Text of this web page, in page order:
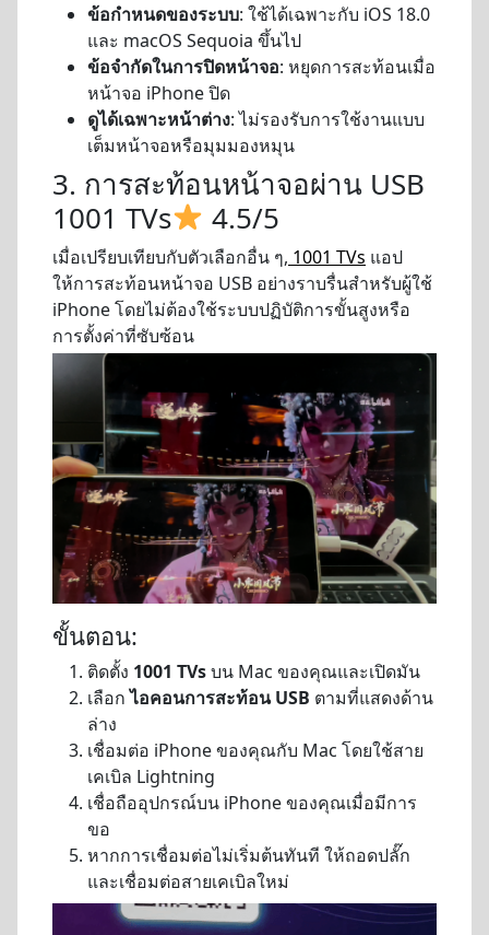
ข้อกำหนดของระบบ: ใช้ได้เฉพาะกับ iOS 18.0
และ macOS Sequoia ขึ้นไป
ข้อจำกัดในการปิดหน้าจอ: หยุดการสะท้อนเมื่อ
หน้าจอ iPhone ปิด
ดูได้เฉพาะหน้าต่าง: ไม่รองรับการใช้งานแบบ
เต็มหน้าจอหรือมุมมองหมุน
3. การสะท้อนหน้าจอผ่าน USB
1001 TVs
4.5/5
เมื่อเปรียบเทียบกับตัวเลือกอื่น ๆ, 1001 TVs แอป
ให้การสะท้อนหน้าจอ USB อย่างราบรื่นสำหรับผู้ใช้
iPhone โดยไม่ต้องใช้ระบบปฏิบัติการขั้นสูงหรือ
การตั้งค่าที่ซับซ้อน
ขั้นตอน:
ติดตั้ง 1001 TVsบน Mac ของคุณและเปิดมัน
เลือกไอคอนการสะท้อน USB ตามที่แสดงด้าน
ล่าง
เชื่อมต่อ iPhone ของคุณกับ Mac โดยใช้สาย
เคเบิล Lightning
เชื่อถืออุปกรณ์บน iPhone ของคุณเมื่อมีการ
ขอ
หากการเชื่อมต่อไม่เริ่มต้นทันที ให้ถอดปลั๊ก
และเชื่อมต่อสายเคเบิลใหม่